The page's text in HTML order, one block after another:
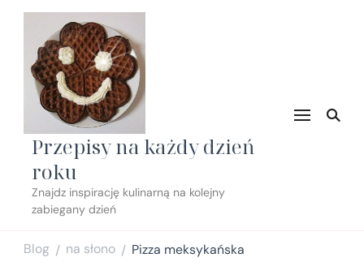
Przepisy na każdy dzień
roku
Znajdz inspirację kulinarną na kolejny
zabiegany dzień
Blog / na słono / Pizza meksykańska